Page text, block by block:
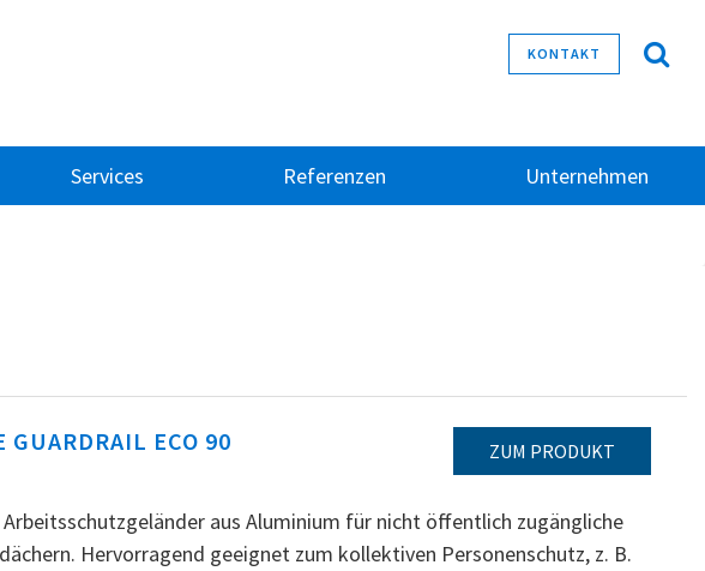
KONTAKT
Services Referenzen Unternehmen
GUARDRAIL ECO 90 ZUM PRODUKT
aus Aluminium für nicht öffentlich zugängliche
Hervorragend geeignet zum kollektiven Personenschutz, z. B.